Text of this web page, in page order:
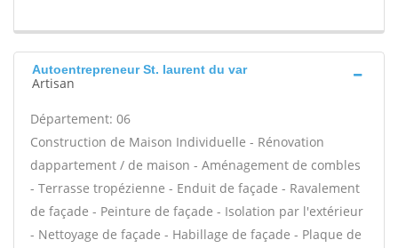
Autoentrepreneur St. laurent du var
Artisan
Département: 06
Construction de Maison Individuelle - Rénovation
dappartement / de maison - Aménagement de combles
- Terrasse tropézienne - Enduit de façade - Ravalement
de façade - Peinture de façade - Isolation par l'extérieur
- Nettoyage de façade - Habillage de façade - Plaque de